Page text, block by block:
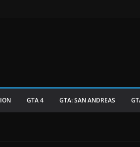
GTA 4 GTA: SAN ANDREAS